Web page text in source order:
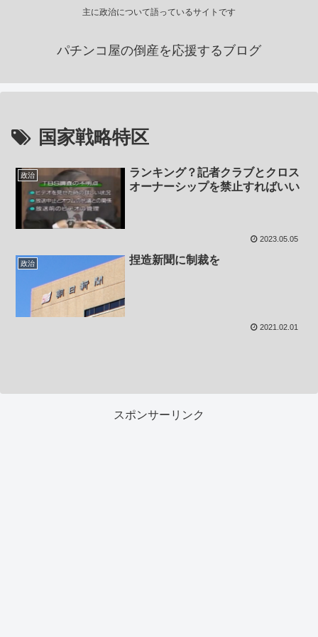
主に政治について語っているサイトです
パチンコ屋の倒産を応援するブログ
国家戦略特区
政治
ランキング？記者クラブとクロス
オーナーシップを禁止すればいい
2023.05.05
政治 捏造新聞に制裁を
2021.02.01
スポンサーリンク